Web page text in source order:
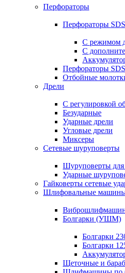
Перфораторы
Перфораторы
С режимом
С
Перфораторы
Отбойные
Дрели
С регулировкой
Безударные
Ударные дрели
Угловые дрели
Миксеры
Сетевые шуруповерты
Шуруповерты для
Ударные
Гайковерты сетевые
Шлифовальные
Болгарки (УШМ)
Болгарки
Болгарки
Щеточные и